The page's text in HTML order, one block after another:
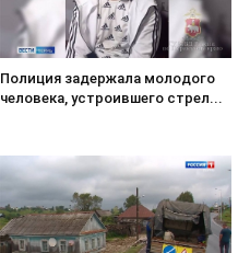
Полиция задержала молодого
человека, устроившего стрел...